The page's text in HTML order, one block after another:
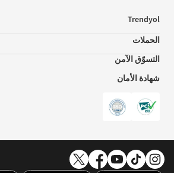
Trendyol
الحملات
التسوّق الآمن
شهادة الأمان